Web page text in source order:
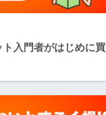
入門者がはじめに買